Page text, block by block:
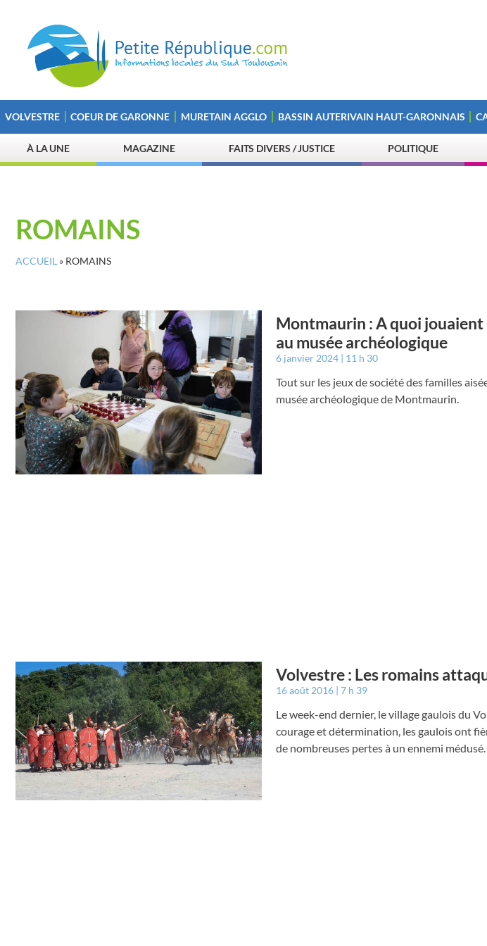
VOLVESTRE COEUR DE GARONNE MURETAIN AGGLO BASSIN AUTERIVAIN HAUT-GARONNAIS
À LA UNE MAGAZINE FAITS DIVERS / JUSTICE POLITIQUE
ROMAINS
ACCUEIL » ROMAINS
Montmaurin : A quoi jouaient
au musée archéologique
6 janvier 2024 11 h 30
Tout sur les jeux de société des familles
musée archéologique de Montmaurin.
Volvestre : Les romains
16 août 2016 7 h 39
Le week-end dernier, le village gaulois du
courage et détermination, les gaulois ont
de nombreuses pertes à un ennemi médusé.